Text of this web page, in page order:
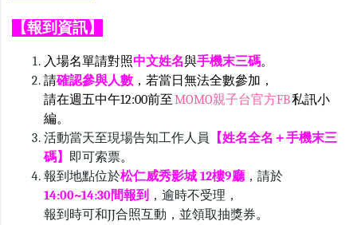
【報到資訊】
入場名單請對照中文姓名與手機末三碼。
請確認參與人數 ，若當日無法全數參加，
請在週五中午12:00前至MOMO親子台官方FB私訊小
編。
活動當天至現場告知工作人員
【姓名全名＋手機末三
碼】 即可索票。
報到地點位於松仁威秀影城 12樓9廳，請於
14:00~14:30間報到 ，逾時不受理，
報到時可和JJ合照互動，並領取抽獎券。